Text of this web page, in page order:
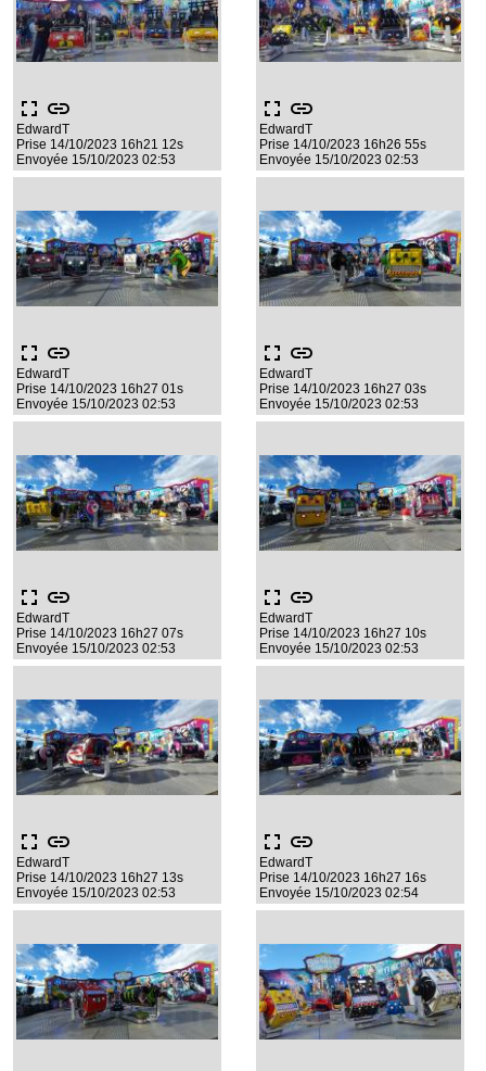
fullscreen link
EdwardT
Prise 14/10/2023 16h21 12s
Envoyée 15/10/2023 02:53
fullscreen link
EdwardT
Prise 14/10/2023 16h26 55s
Envoyée 15/10/2023 02:53
fullscreen link
EdwardT
Prise 14/10/2023 16h27 01s
Envoyée 15/10/2023 02:53
fullscreen link
EdwardT
Prise 14/10/2023 16h27 03s
Envoyée 15/10/2023 02:53
fullscreen link
EdwardT
Prise 14/10/2023 16h27 07s
Envoyée 15/10/2023 02:53
fullscreen link
EdwardT
Prise 14/10/2023 16h27 10s
Envoyée 15/10/2023 02:53
fullscreen link
EdwardT
Prise 14/10/2023 16h27 13s
Envoyée 15/10/2023 02:53
fullscreen link
EdwardT
Prise 14/10/2023 16h27 16s
Envoyée 15/10/2023 02:54